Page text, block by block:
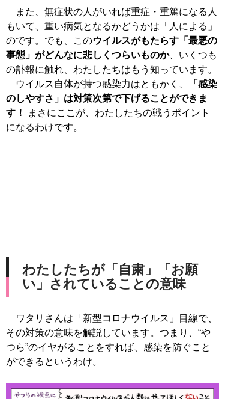
また、無症状の人がいれば重症・重篤になる人
もいて、重い病気となるかどうかは「人による」
のです。でも、このウイルスがもたらす「最悪の
事態」がどんなに悲しくつらいものか、いくつも
の訃報に触れ、わたしたちはもう知っています。
ウイルス自体が持つ感染力はともかく、
「感染
のしやすさ」は対策次第で下げることができま
す！
まさにここが、わたしたちの戦うポイント
になるわけです。
わたしたちが「自粛」「お願
い」されていることの意味
ワタリさんは「新型コロナウイルス」目線で、
その対策の意味を解説しています。つまり、“や
つら”のイヤがることをすれば、感染を防ぐこと
ができるというわけ。